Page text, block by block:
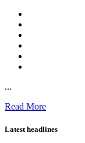
...
Read More
Latest headlines